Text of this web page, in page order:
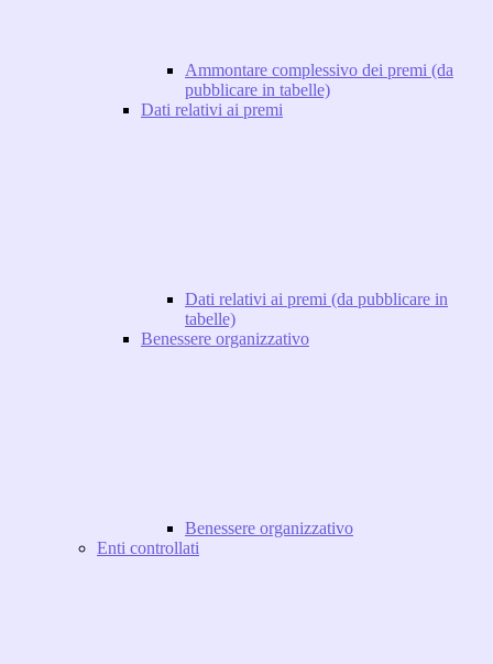
Ammontare complessivo dei premi (da
pubblicare in tabelle)
Dati relativi ai premi
Dati relativi ai premi (da pubblicare in
tabelle)
Benessere organizzativo
Benessere organizzativo
Enti controllati